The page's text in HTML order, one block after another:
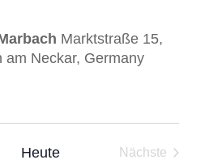
Marktstraße 15,
am Neckar, Germany
Heute
Nächste